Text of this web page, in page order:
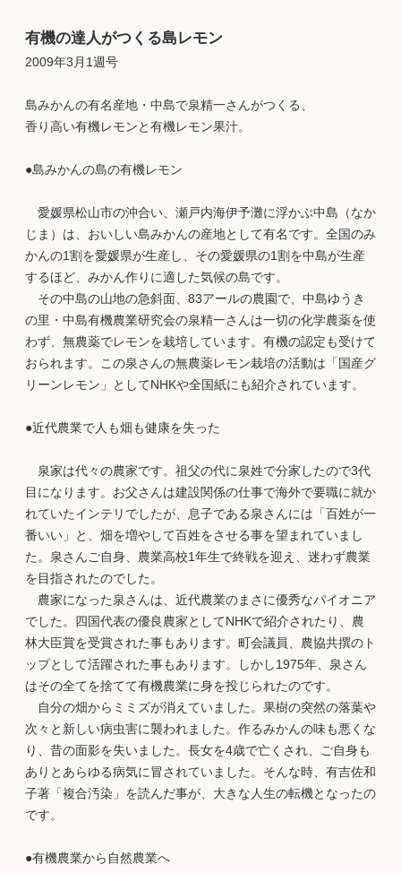
有機の達人がつくる島レモン
2009年3月1週号
島みかんの有名産地・中島で泉精一さんがつくる、
香り高い有機レモンと有機レモン果汁。
●島みかんの島の有機レモン
愛媛県松山市の沖合い、瀬戸内海伊予灘に浮かぶ中島（なか
じま）は、おいしい島みかんの産地として有名です。全国のみ
かんの1割を愛媛県が生産し、その愛媛県の1割を中島が生産
するほど、みかん作りに適した気候の島です。
その中島の山地の急斜面、83アールの農園で、中島ゆうき
の里・中島有機農業研究会の泉精一さんは一切の化学農薬を使
わず、無農薬でレモンを栽培しています。有機の認定も受けて
おられます。この泉さんの無農薬レモン栽培の活動は「国産グ
リーンレモン」としてNHKや全国紙にも紹介されています。
●近代農業で人も畑も健康を失った
泉家は代々の農家です。祖父の代に泉姓で分家したので3代
目になります。お父さんは建設関係の仕事で海外で要職に就か
れていたインテリでしたが、息子である泉さんには「百姓が一
番いい」と、畑を増やして百姓をさせる事を望まれていまし
た。泉さんご自身、農業高校1年生で終戦を迎え、迷わず農業
を目指されたのでした。
農家になった泉さんは、近代農業のまさに優秀なパイオニア
でした。四国代表の優良農家としてNHKで紹介されたり、農
林大臣賞を受賞された事もあります。町会議員、農協共撰のト
ップとして活躍された事もあります。しかし1975年、泉さん
はその全てを捨てて有機農業に身を投じられたのです。
自分の畑からミミズが消えていました。果樹の突然の落葉や
次々と新しい病虫害に襲われました。作るみかんの味も悪くな
り、昔の面影を失いました。長女を4歳で亡くされ、ご自身も
ありとあらゆる病気に冒されていました。そんな時、有吉佐和
子著「複合汚染」を読んだ事が、大きな人生の転機となったの
です。
●有機農業から自然農業へ